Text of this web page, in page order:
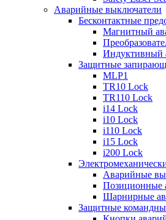
Аварийные выключатели
Бесконтактные
Магнитный
Индуктивный
Защитные
MLP1
TR10 Lock
TR110 Lock
i14 Lock
i10 Lock
i110 Lock
i15 Lock
i200 Lock
Аварийные
Позиционные
Шарнирные
Защитные